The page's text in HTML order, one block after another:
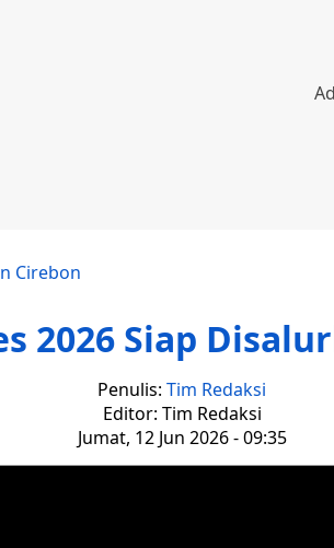
Cirebon
2026 Siap
Penulis: Tim Redaksi
Editor: Tim Redaksi
Jumat, 12 Jun 2026 - 09:35